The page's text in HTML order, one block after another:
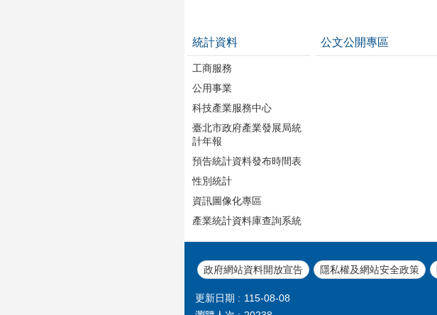
統計資料
工商服務
公用事業
科技產業服務中心
臺北市政府產業發展局統
計年報
預告統計資料發布時間表
性別統計
資訊圖像化專區
產業統計資料庫查詢系統
公文公開專區
政府網站資料開放宣告 隱私權及網站安全政策
更新日期
115-08-08